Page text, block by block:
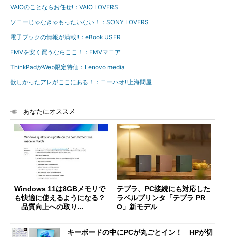
VAIOのことならお任せ!：VAIO LOVERS
ソニーじゃなきゃもったいない！：SONY LOVERS
電子ブックの情報が満載!!：eBook USER
FMVを安く買うならここ！：FMVマニア
ThinkPadがWeb限定特価：Lenovo media
欲しかったアレがここにある！：ニーハオ!!上海問屋
あなたにオススメ
Windows 11は8GBメモリで
も快適に使えるようになる？
品質向上への取り...
テプラ、PC接続にも対応した
ラベルプリンタ「テプラ PR
O」新モデル
キーボードの中にPCが丸ごとイン！ HPが切